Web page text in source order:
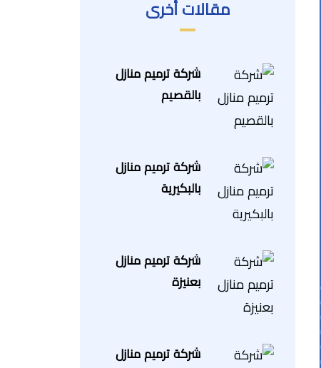
مقالات أخرى
شركة ترميم منازل
بالقصيم
شركة ترميم منازل
بالبكيرية
شركة ترميم منازل
بعنيزة
شركة ترميم منازل